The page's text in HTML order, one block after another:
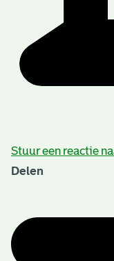
Stuur een reactie
Delen